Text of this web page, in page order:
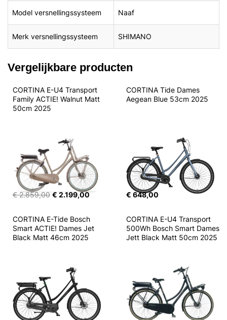
Model versnellingssysteem Naaf
Merk versnellingssysteem SHIMANO
Vergelijkbare producten
CORTINA E-U4 Transport
Family ACTIE! Walnut Matt
50cm 2025
€ 2.859,00 € 2.199,00
CORTINA Tide Dames
Aegean Blue 53cm 2025
€ 648,00
CORTINA E-Tide Bosch
Smart ACTIE! Dames Jet
Black Matt 46cm 2025
CORTINA E-U4 Transport
500Wh Bosch Smart Dames
Jett Black Matt 50cm 2025